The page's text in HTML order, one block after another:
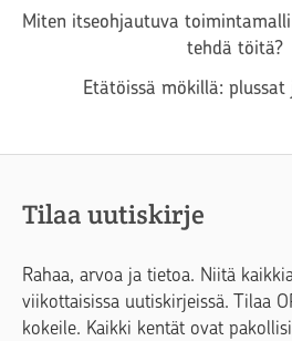
Miten itseohjautuva
tehdä töitä?
Etätöissä mökillä:
Tilaa uutiskirje
Rahaa, arvoa ja tietoa. Niitä
viikottaisissa uutiskirjeissä. Tilaa
kokeile. Kaikki kentät ovat